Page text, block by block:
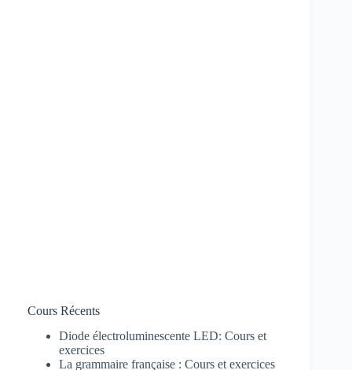
Cours Récents
Diode électroluminescente LED: Cours et
exercices
La grammaire française : Cours et exercices